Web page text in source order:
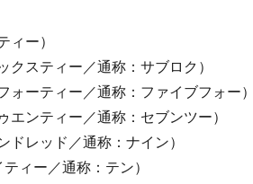
ー）
スティー／通称：サブロク）
ーティー／通称：ファイブフォー）
ティー／通称：セブンツー）
レッド／通称：ナイン）
ー／通称：テン）